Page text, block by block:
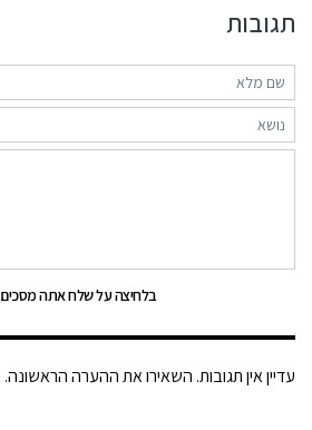
תגובות
בלחיצה על שלח אתה מסכים
עדיין אין תגובות. השאירו את ההערה הראשונה.